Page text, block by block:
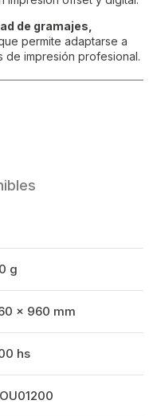
de gramajes,
que permite adaptarse a
impresión profesional.
g
x 960 mm
hs